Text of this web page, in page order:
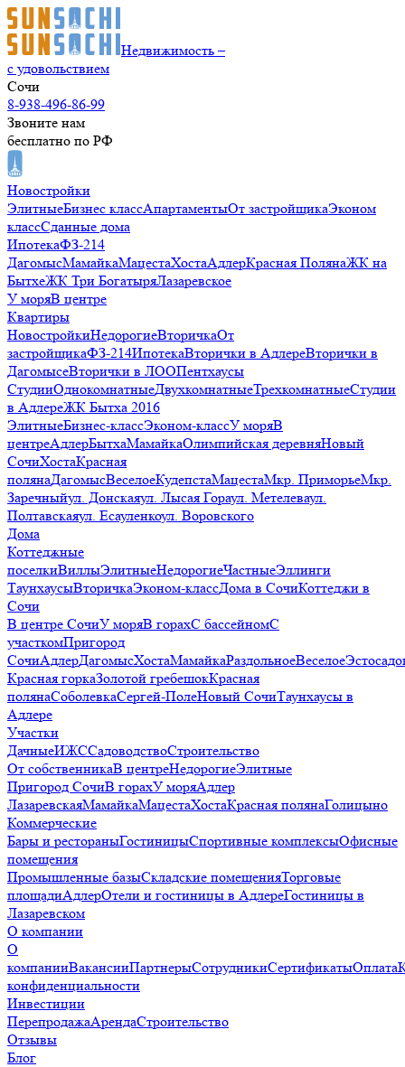
Недвижимость –
с удовольствием
Сочи
8-938-496-86-99
Звоните нам
бесплатно по РФ
Новостройки
ЭлитныеБизнес классАпартаментыОт застройщикаЭконом
классСданные дома
ИпотекаФЗ-214
ДагомысМамайкаМацестаХостаАдлерКрасная ПолянаЖК на
БытхеЖК Три БогатыряЛазаревское
У моряВ центре
Квартиры
НовостройкиНедорогиеВторичкаОт
застройщикаФЗ-214ИпотекаВторички в АдлереВторички в
ДагомысеВторички в ЛООПентхаусы
СтудииОднокомнатныеДвухкомнатныеТрехкомнатныеСтудии
в АдлереЖК Бытха 2016
ЭлитныеБизнес-классЭконом-классУ моряВ
центреАдлерБытхаМамайкаОлимпийская деревняНовый
СочиХостаКрасная
полянаДагомысВеселоеКудепстаМацестаМкр. ПриморьеМкр.
Заречныйул. Донскаяул. Лысая Гораул. Метелеваул.
Полтавскаяул. Есауленкоул. Воровского
Дома
Коттеджные
поселкиВиллыЭлитныеНедорогиеЧастныеЭллинги
ТаунхаусыВторичкаЭконом-классДома в СочиКоттеджи в
Сочи
В центре СочиУ моряВ горахС бассейномС
участкомПригород
СочиАдлерДагомысХостаМамайкаРаздольноеВеселое
Красная горкаЗолотой гребешокКрасная
полянаСоболевкаСергей-ПолеНовый СочиТаунхаусы в
Адлере
Участки
ДачныеИЖССадоводствоСтроительство
От собственникаВ центреНедорогиеЭлитные
Пригород СочиВ горахУ моряАдлер
ЛазаревскаяМамайкаМацестаХостаКрасная полянаГолицыно
Коммерческие
Бары и рестораныГостиницыСпортивные комплексыОфисные
помещения
Промышленные базыСкладские помещенияТорговые
площадиАдлерОтели и гостиницы в АдлереГостиницы в
Лазаревском
О компании
О
компанииВакансииПартнерыСотрудникиСертификатыОплата
конфиденциальности
Инвестиции
ПерепродажаАрендаСтроительство
Отзывы
Блог